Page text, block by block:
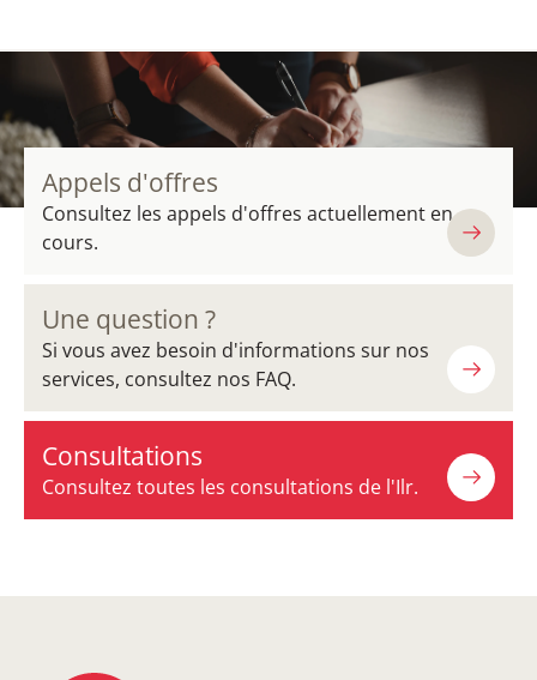
Appels d'offres
Consultez les appels d'offres actuellement en
cours.
Une question ?
Si vous avez besoin d'informations sur nos
services, consultez nos FAQ.
Consultations
Consultez toutes les consultations de l'Ilr.